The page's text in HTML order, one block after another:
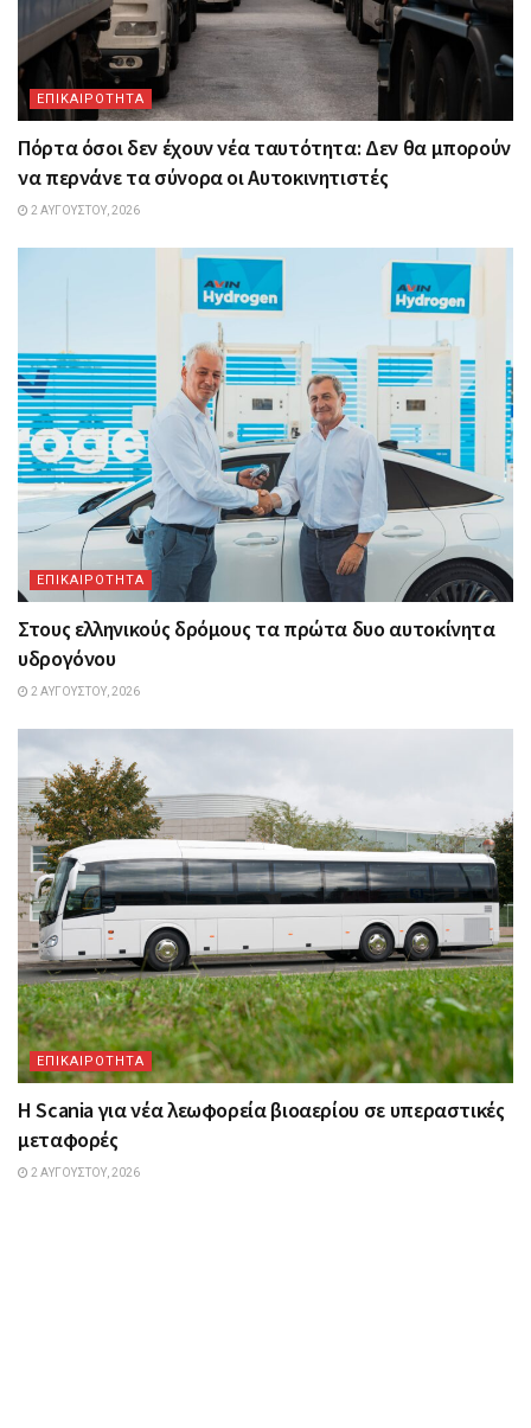
ΕΠΙΚΑΙΡΟΤΗΤΑ
Πόρτα όσοι δεν έχουν νέα ταυτότητα: Δεν θα μπορούν
να περνάνε τα σύνορα οι Αυτοκινητιστές
2 ΑΥΓΟΎΣΤΟΥ, 2026
ΕΠΙΚΑΙΡΟΤΗΤΑ
Στους ελληνικούς δρόμους τα πρώτα δυο αυτοκίνητα
υδρογόνου
2 ΑΥΓΟΎΣΤΟΥ, 2026
ΕΠΙΚΑΙΡΟΤΗΤΑ
Η Scania για νέα λεωφορεία βιοαερίου σε υπεραστικές
μεταφορές
2 ΑΥΓΟΎΣΤΟΥ, 2026